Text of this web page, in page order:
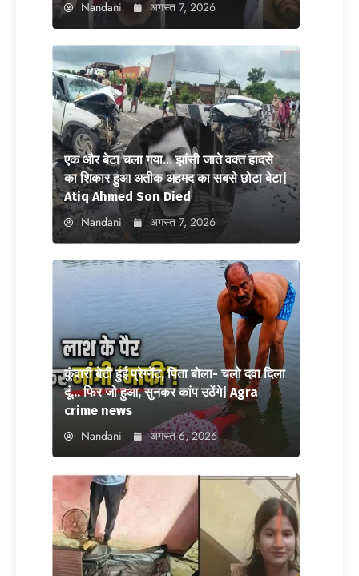
Nandani अगस्त 7, 2026
एक और बेटा चला गया… झांसी जाते वक्त हादसे
का शिकार हुआ अतीक अहमद का सबसे छोटा बेटा|
Atiq Ahmed Son Died
Nandani अगस्त 7, 2026
कुंवारी बेटी हुई प्रेग्नेंट, पिता बोला- चलो दवा दिला
दूं… फिर जो हुआ, सुनकर कांप उठेंगे| Agra
crime news
Nandani अगस्त 6, 2026